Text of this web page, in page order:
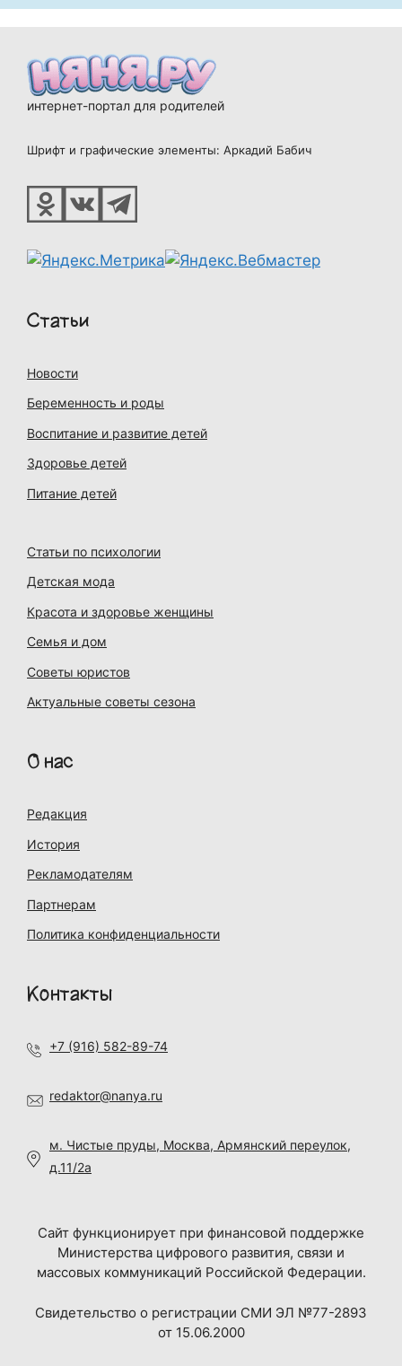
интернет-портал для родителей
Шрифт и графические элементы: Аркадий Бабич
Статьи
Новости
Беременность и роды
Воспитание и развитие детей
Здоровье детей
Питание детей
Статьи по психологии
Детская мода
Красота и здоровье женщины
Семья и дом
Советы юристов
Актуальные советы сезона
О нас
Редакция
История
Рекламодателям
Партнерам
Политика конфиденциальности
Контакты
+7 (916) 582-89-74
redaktor@nanya.ru
м. Чистые пруды, Москва, Армянский переулок,
д.11/2а
Сайт функционирует при финансовой поддержке
Министерства цифрового развития, связи и
массовых коммуникаций Российской Федерации.
Свидетельство о регистрации СМИ ЭЛ №77-2893
от 15.06.2000